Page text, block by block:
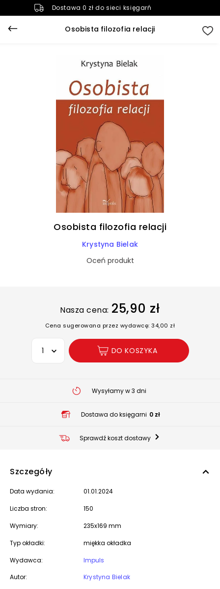
Dostawa 0 zł do sieci księgarń
Osobista filozofia relacji
Osobista filozofia relacji
Krystyna Bielak
Oceń produkt
Nasza cena: 25,90 zł
Cena sugerowana przez wydawcę: 34,00 zł
Wybierz opcję
DO KOSZYKA
Wysyłamy w 3 dni
Dostawa do księgarni 0 zł
Sprawdź koszt dostawy
Szczegóły
Data wydania: 01.01.2024
Liczba stron: 150
Wymiary: 235x169 mm
Typ okładki: miękka okładka
Wydawca:
Impuls
Autor:
Krystyna Bielak